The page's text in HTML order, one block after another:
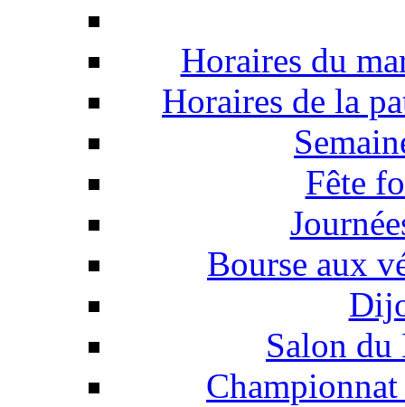
Horaires du
Horaires de la
Fête
Bourse aux
Salon